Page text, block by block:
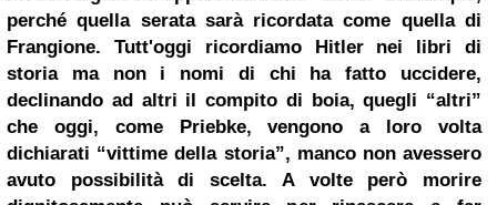
perché quella serata sarà ricordata come quella di
Frangione. Tutt'oggi ricordiamo Hitler nei libri di
storia ma non i nomi di chi ha fatto uccidere,
declinando ad altri il compito di boia, quegli “altri”
che oggi, come Priebke, vengono a loro volta
dichiarati “vittime della storia”, manco non avessero
avuto possibilità di scelta. A volte però morire